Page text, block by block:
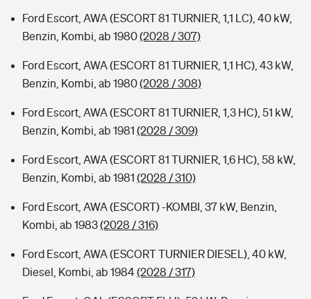
Ford Escort, AWA (ESCORT 81 TURNIER, 1,1 LC), 40 kW,
Benzin, Kombi, ab 1980(2028 / 307)
Ford Escort, AWA (ESCORT 81 TURNIER, 1,1 HC), 43 kW,
Benzin, Kombi, ab 1980(2028 / 308)
Ford Escort, AWA (ESCORT 81 TURNIER, 1,3 HC), 51 kW,
Benzin, Kombi, ab 1981 (2028 / 309)
Ford Escort, AWA (ESCORT 81 TURNIER, 1,6 HC), 58 kW,
Benzin, Kombi, ab 1981 (2028 / 310)
Ford Escort, AWA (ESCORT) -KOMBI, 37 kW, Benzin,
Kombi, ab 1983(2028 / 316)
Ford Escort, AWA (ESCORT TURNIER DIESEL), 40 kW,
Diesel, Kombi, ab 1984(2028 / 317)